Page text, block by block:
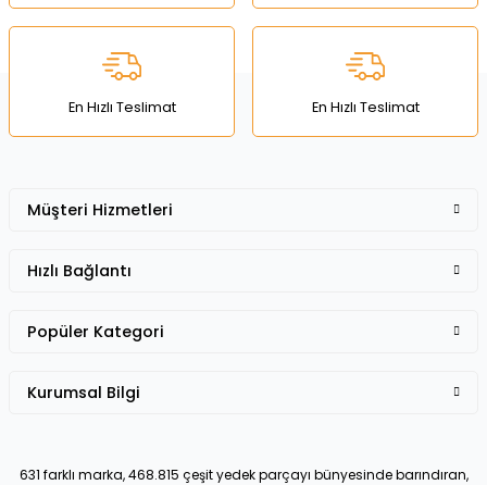
Ürün fiyatı diğer sitelerden daha pahalı.
Bu ürüne benzer farklı alternatifler olmalı.
En Hızlı Teslimat En Hızlı Teslimat
631 farklı marka, 468.815 çeşit yedek parçayı bünyesinde barındıran,
Müşteri Hizmetleri
Hızlı Bağlantı
Popüler Kategori
Kurumsal Bilgi